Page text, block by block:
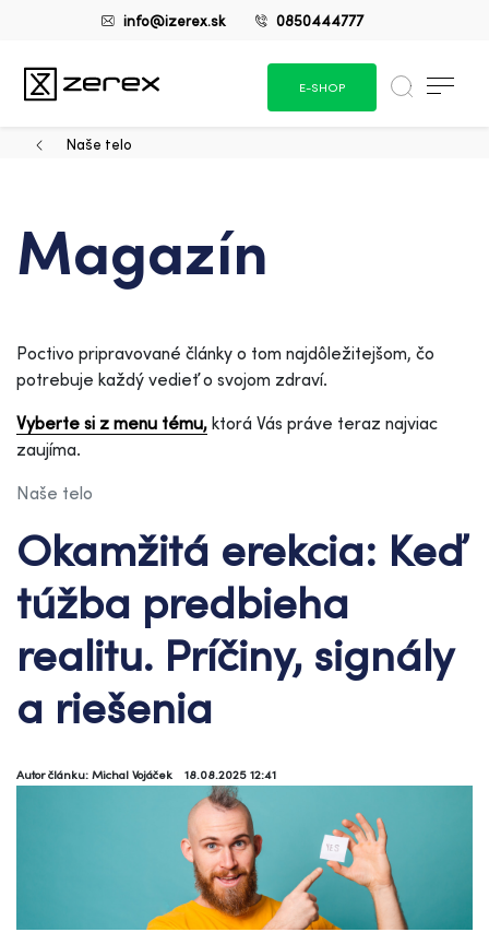
info@izerex.sk 0850444777
E-SHOP
Naše telo
Magazín
Poctivo pripravované články o tom najdôležitejšom, čo
potrebuje každý vedieť o svojom zdraví.
Vyberte si z menu tému, ktorá Vás práve teraz najviac
zaujíma.
Naše telo
Okamžitá erekcia: Keď
túžba predbieha
realitu. Príčiny, signály
a riešenia
Autor článku: Michal Vojáček 18.08.2025 12:41